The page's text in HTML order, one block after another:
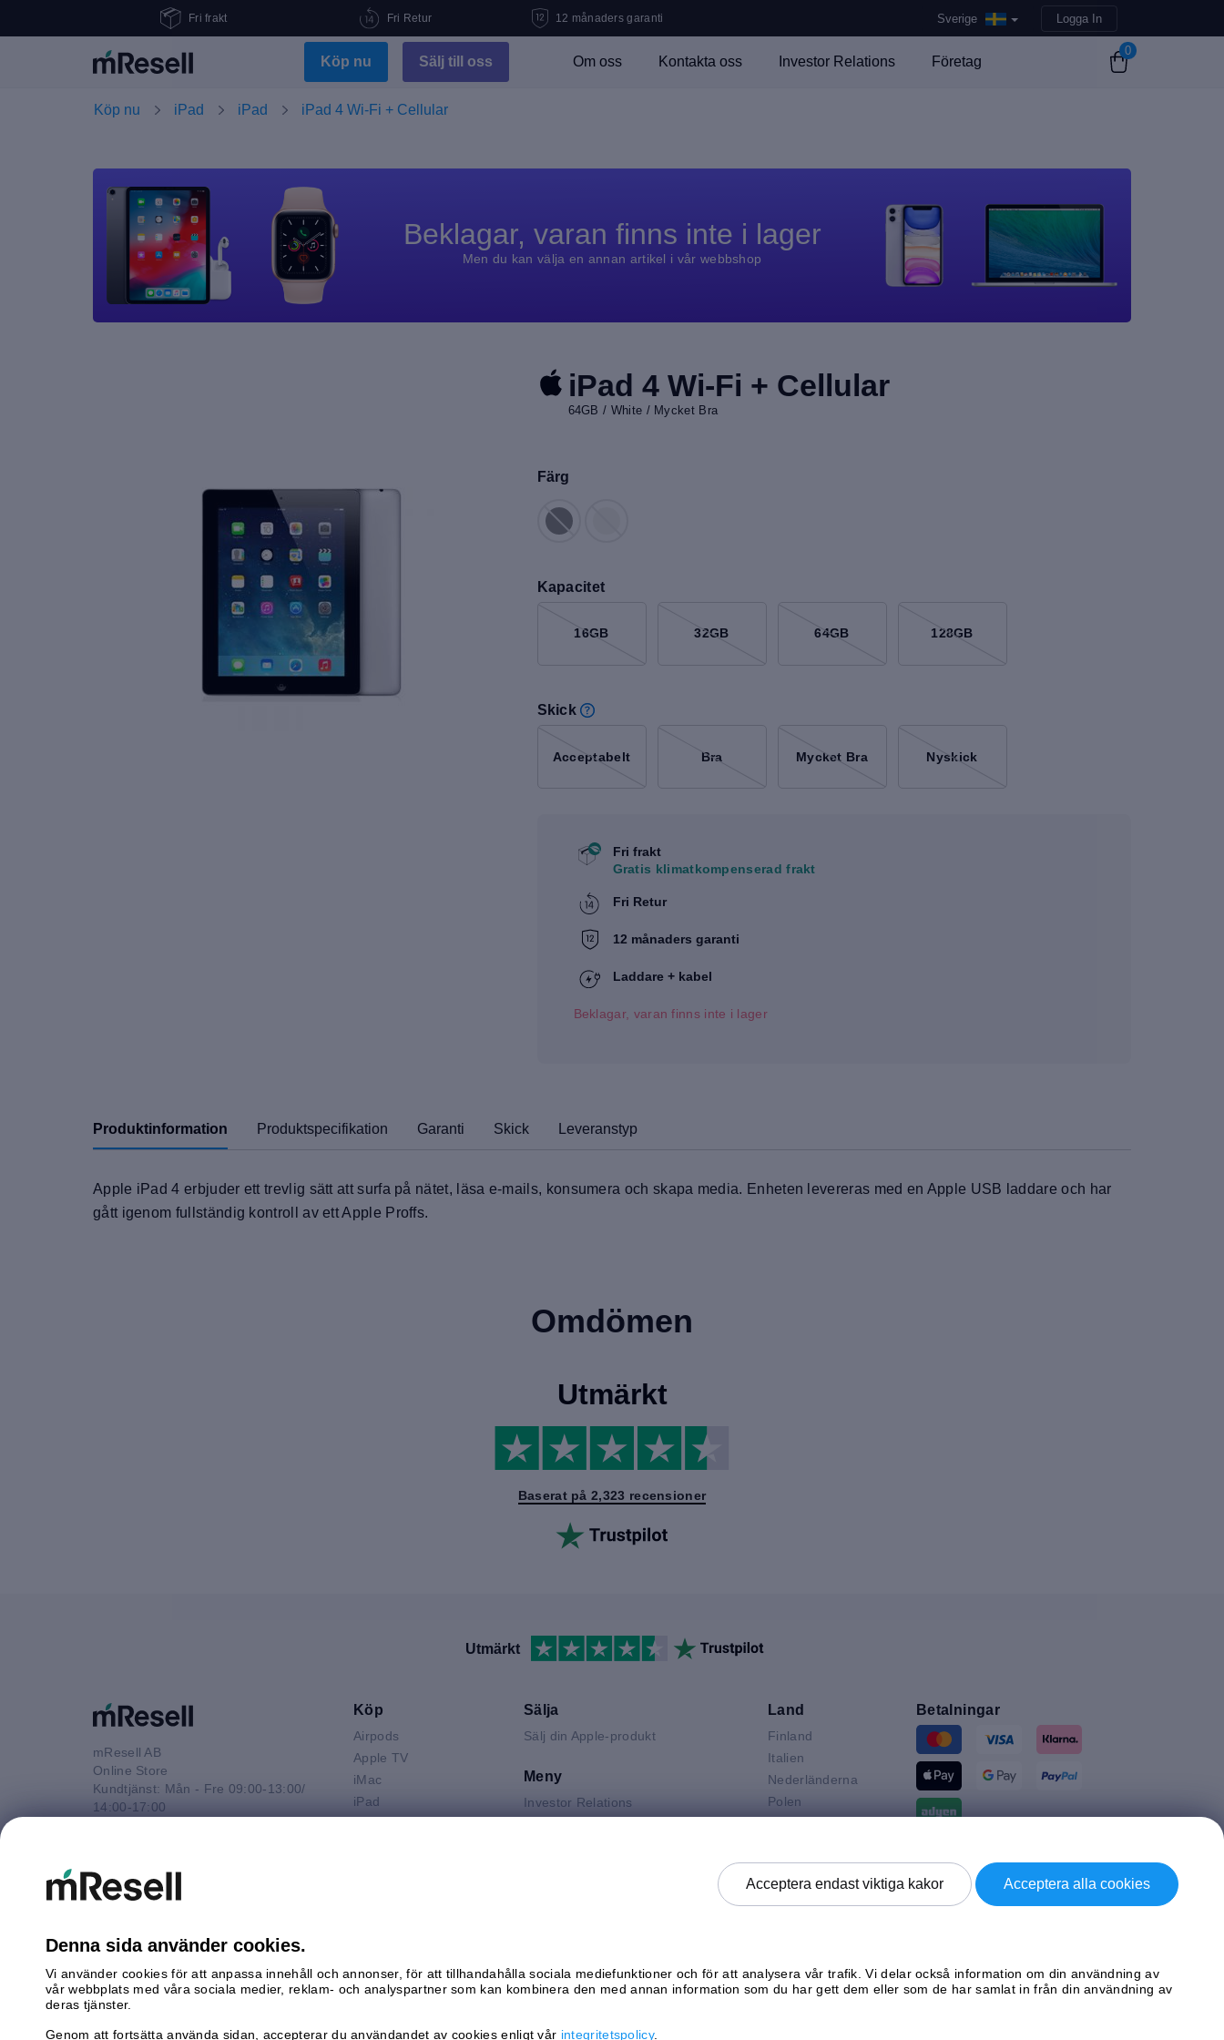
Fri frakt Fri Retur 12 månaders garanti Sverige Logga In
Köp nu Sälj till oss Om oss Kontakta oss Investor Relations Företag
0
Köp nu iPad iPad iPad 4 Wi-Fi + Cellular
Beklagar, varan finns inte i lager
Men du kan välja en annan artikel i vår webbshop
iPad 4 Wi-Fi + Cellular
64GB / White / Mycket Bra
Färg
Kapacitet
16GB 32GB 64GB 128GB
Skick
Acceptabelt Bra Mycket Bra Nyskick
Fri frakt
Gratis klimatkompenserad frakt
Fri Retur
12 månaders garanti
Laddare + kabel
Beklagar, varan finns inte i lager
Produktinformation Produktspecifikation Garanti Skick Leveranstyp
Apple iPad 4 erbjuder ett trevlig sätt att surfa på nätet, läsa e-mails, konsumera och skapa media. Enheten levereras med en Apple USB laddare och har
gått igenom fullständig kontroll av ett Apple Proffs.
Omdömen
Utmärkt
Baserat på 2,323 recensioner
Utmärkt
mResell AB
Online Store
Kundtjänst: Mån - Fre 09:00-13:00/
14:00-17:00
kontakt@mresell.se
Köp
Airpods
Apple TV
iMac
iPad
Watch
Android
Sälja
Sälj din Apple-produkt
Meny
Investor Relations
Kontrollera status
Land
Finland
Italien
Nederländerna
Polen
Sverige
Tyskland
Österrike
Betalningar
Leverans av
Acceptera endast viktiga kakor
Acceptera alla cookies
Denna sida använder cookies.
Vi använder cookies för att anpassa innehåll och annonser, för att tillhandahålla sociala mediefunktioner och för att analysera vår trafik. Vi delar också information om din användning av
vår webbplats med våra sociala medier, reklam- och analyspartner som kan kombinera den med annan information som du har gett dem eller som de har samlat in från din användning av
deras tjänster.
Genom att fortsätta använda sidan, accepterar du användandet av cookies enligt vår integritetspolicy.